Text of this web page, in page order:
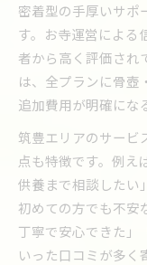
自宅供
遺骨の
明朗会計で
ペット火
追加費
直方市
火葬費
この記事の執
密着型の手厚いサポ
す。お寺運営による
者から高く評価され
は、全プランに骨壺
追加費用が明確にな
筑豊エリアのサービ
点も特徴です。例え
供養まで相談したい
初めての方でも不安
丁寧で安心できた」
いった口コミが多く